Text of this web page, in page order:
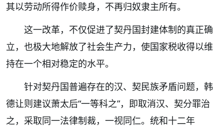
其以劳动所得作价赎身，不再归奴隶主所有。
这一改革，不仅促进了契丹国封建体制的真正确
立，也极大地解放了社会生产力，使国家税收得以维
持在一个相对稳定的水平。
针对契丹国普遍存在的汉、契民族矛盾问题，韩
德让则建议萧太后“一等科之”，即取消汉、契分罪治
之，采取同一法律制裁，一视同仁。统和十二年